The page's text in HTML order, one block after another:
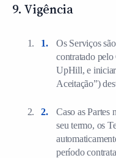
9. Vigência
Os Serviços
contratado
UpHill, e
Aceitação”)
Caso as Partes
seu termo, os
período